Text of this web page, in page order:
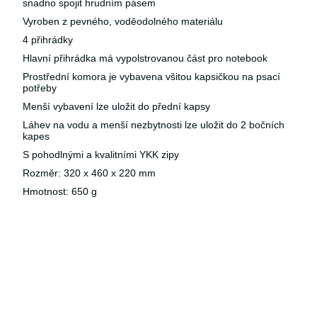
snadno spojit hrudním pásem
Vyroben z pevného, voděodolného materiálu
4 přihrádky
Hlavní přihrádka má vypolstrovanou část pro notebook
Prostřední komora je vybavena všitou kapsičkou na psací
potřeby
Menší vybavení lze uložit do přední kapsy
Láhev na vodu a menší nezbytnosti lze uložit do 2 bočních
kapes
S pohodlnými a kvalitními YKK zipy
Rozměr: 320 x 460 x 220 mm
Hmotnost: 650 g